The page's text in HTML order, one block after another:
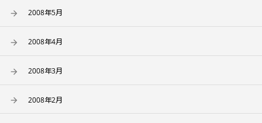
2008年5月
2008年4月
2008年3月
2008年2月